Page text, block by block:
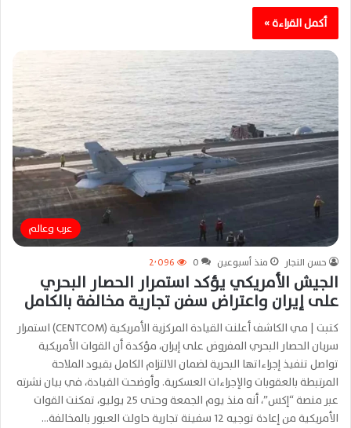
أكمل القراءة »
عرب وعالم
حسن النجار منذ أسبوعين 0 2٬096
الجيش الأمريكي يؤكد استمرار الحصار البحري
على إيران واعتراض سفن تجارية مخالفة بالكامل
كتبت | مي الكاشف أعلنت القيادة المركزية الأمريكية (CENTCOM) استمرار
سريان الحصار البحري المفروض على إيران، مؤكدة أن القوات الأمريكية
تواصل تنفيذ إجراءاتها البحرية لضمان الالتزام الكامل بقيود الملاحة
المرتبطة بالعقوبات والإجراءات العسكرية. وأوضحت القيادة، في بيان نشرته
عبر منصة “إكس”، أنه منذ يوم الجمعة وحتى 25 يوليو، تمكنت القوات
الأمريكية من إعادة توجيه 12 سفينة تجارية حاولت العبور بالمخالفة…